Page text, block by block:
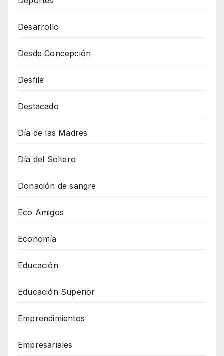
Desarrollo
Desde Concepción
Desfile
Destacado
Día de las Madres
Día del Soltero
Donación de sangre
Eco Amigos
Economía
Educación
Educación Superior
Emprendimientos
Empresariales